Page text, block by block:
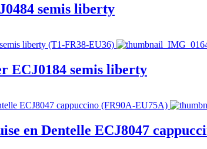
semis liberty
ECJ0184 semis liberty
en Dentelle ECJ8047